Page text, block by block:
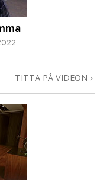
TITTA PÅ VIDEON